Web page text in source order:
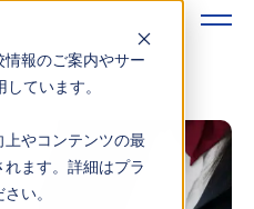
報のご案内やサー
ています。
やコンテンツの最
ます。詳細はプラ
い。
めかた